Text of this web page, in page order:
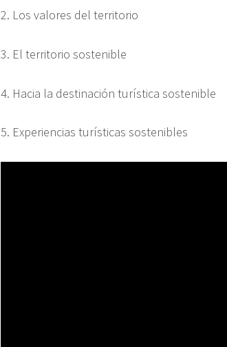
2. Los valores del territorio
3. El territorio sostenible
4. Hacia la destinación turística sostenible
5. Experiencias turísticas sostenibles